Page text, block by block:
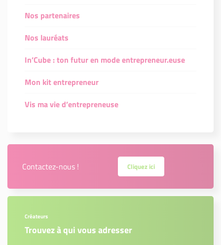
Nos partenaires
Nos lauréats
In’Cube : ton futur en mode entrepreneur.euse
Mon kit entrepreneur
Vis ma vie d’entrepreneuse
Contactez-nous ! Cliquez ici
Créateurs
Trouvez à qui vous adresser